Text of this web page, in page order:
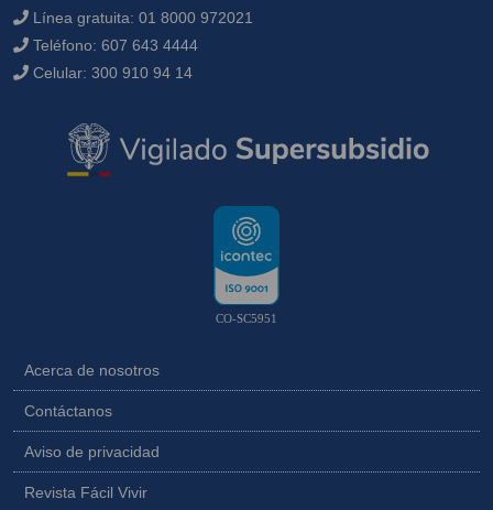
Línea gratuita: 01 8000 972021
Teléfono: 607 643 4444
Celular: 300 910 94 14
CO-SC5951
Acerca de nosotros
Contáctanos
Aviso de privacidad
Revista Fácil Vivir